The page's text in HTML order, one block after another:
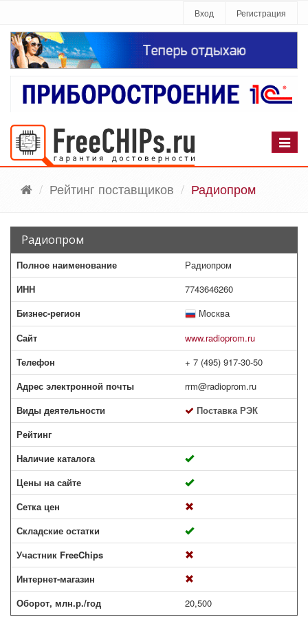
Вход Регистрация
Рейтинг поставщиков Радиопром
Радиопром
Полное наименование
Радиопром
ИНН
7743646260
Бизнес-регион
Москва
Сайт
www.radioprom.ru
Телефон
+ 7 (495) 917-30-50
Адрес электронной почты
rrm@radioprom.ru
Виды деятельности
Поставка РЭК
Рейтинг
Наличие каталога
Цены на сайте
Сетка цен
Складские остатки
Участник FreeChips
Интернет-магазин
Оборот, млн.р./год
20,500